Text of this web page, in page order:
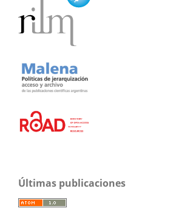
Últimas publicaciones